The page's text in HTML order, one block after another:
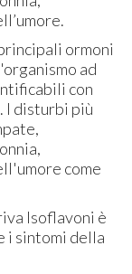
ormoni
ad
con
I disturbi più
come
Isoflavoni è
i sintomi della